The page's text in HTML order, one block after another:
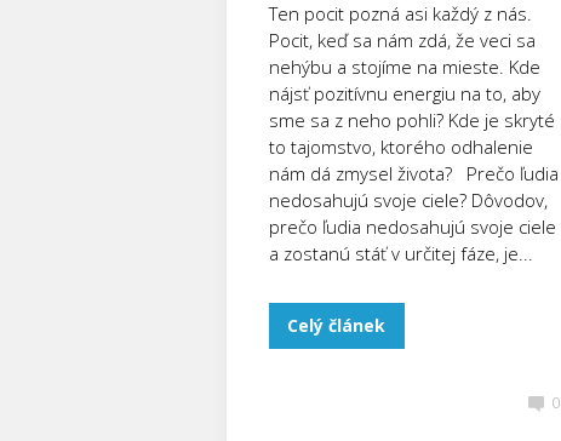
Ten pocit pozná asi každý z nás.
Pocit, keď sa nám zdá, že veci sa
nehýbu a stojíme na mieste. Kde
nájsť pozitívnu energiu na to, aby
sme sa z neho pohli? Kde je skryté
to tajomstvo, ktorého odhalenie
nám dá zmysel života? Prečo ľudia
nedosahujú svoje ciele? Dôvodov,
prečo ľudia nedosahujú svoje ciele
a zostanú stáť v určitej fáze, je...
Celý článek
0